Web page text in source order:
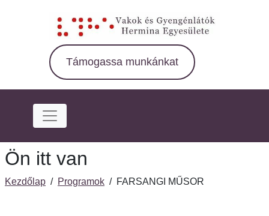
Támogassa munkánkat
Ön itt van
Kezdőlap / Programok /FARSANGI MŰSOR